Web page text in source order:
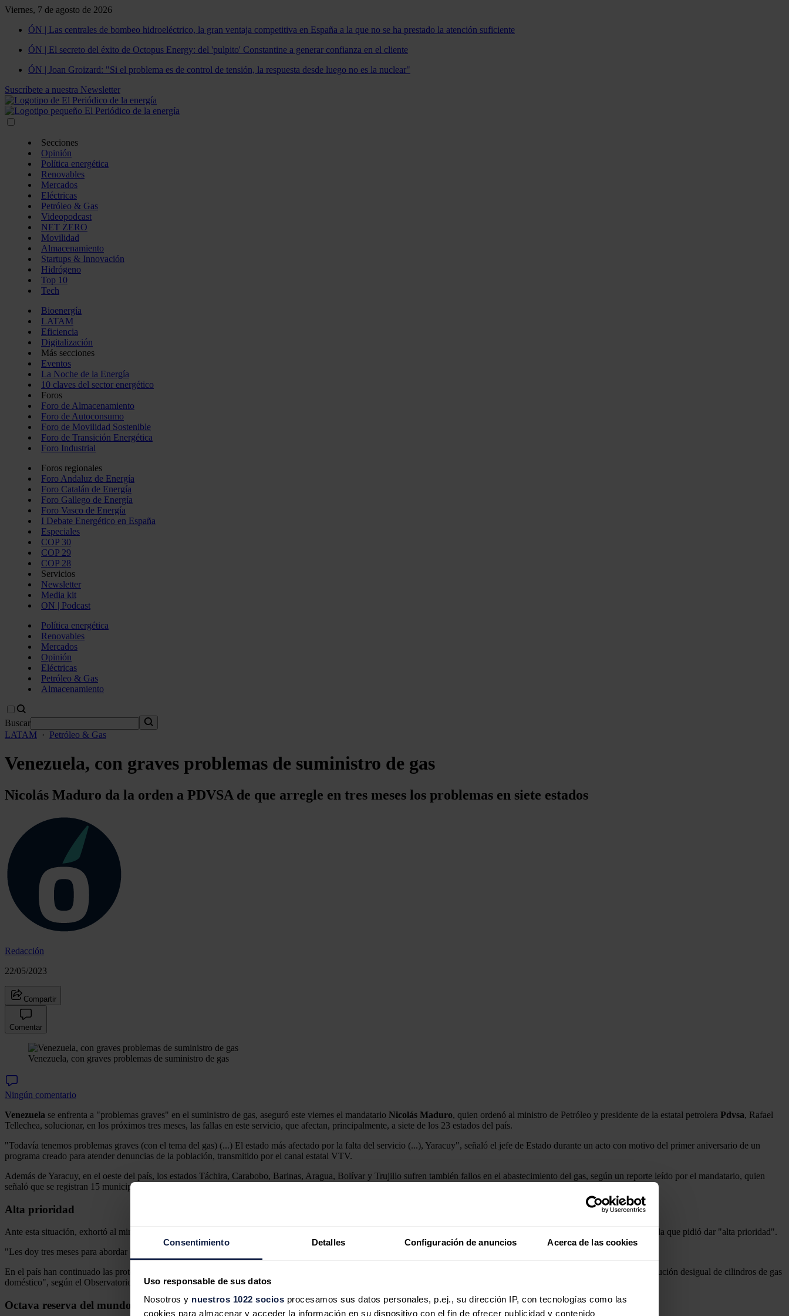
Consentimiento Detalles Configuración de anuncios Acerca de las cookies
Uso responsable de sus datos
Nosotros y nuestros 1022 socios procesamos sus datos personales, p.ej., su dirección IP, con tecnologías como las
cookies para almacenar y acceder la información en su dispositivo con el fin de ofrecer publicidad y contenido
Viernes, 7 de agosto de 2026
ÓN | Las centrales de bombeo hidroeléctrico, la gran ventaja competitiva en España a la que no se ha prestado la atención suficiente
ÓN | El secreto del éxito de Octopus Energy: del 'pulpito' Constantine a generar confianza en el cliente
ÓN | Joan Groizard: "Si el problema es de control de tensión, la respuesta desde luego no es la nuclear"
Suscríbete a nuestra Newsletter
Secciones
Opinión
Política energética
Renovables
Mercados
Eléctricas
Petróleo & Gas
Videopodcast
NET ZERO
Movilidad
Almacenamiento
Startups & Innovación
Hidrógeno
Top 10
Tech
Bioenergía
LATAM
Eficiencia
Digitalización
Más secciones
Eventos
La Noche de la Energía
10 claves del sector energético
Foros
Foro de Almacenamiento
Foro de Autoconsumo
Foro de Movilidad Sostenible
Foro de Transición Energética
Foro Industrial
Foros regionales
Foro Andaluz de Energía
Foro Catalán de Energía
Foro Gallego de Energía
Foro Vasco de Energía
I Debate Energético en España
Especiales
COP 30
COP 29
COP 28
Servicios
Newsletter
Media kit
ON | Podcast
Política energética
Renovables
Mercados
Opinión
Eléctricas
Petróleo & Gas
Almacenamiento
Buscar
LATAM · Petróleo & Gas
Venezuela, con graves problemas de suministro de gas
Nicolás Maduro da la orden a PDVSA de que arregle en tres meses los problemas en siete estados
Redacción
22/05/2023
Compartir
Comentar
Venezuela, con graves problemas de suministro de gas
Ningún comentario
Venezuela se enfrenta a "problemas graves" en el suministro de gas, aseguró este viernes el mandatario Nicolás Maduro, quien ordenó al ministro de Petróleo y presidente de la estatal petrolera Pdvsa, Rafael
Tellechea, solucionar, en los próximos tres meses, las fallas en este servicio, que afectan, principalmente, a siete de los 23 estados del país.
"Todavía tenemos problemas graves (con el tema del gas) (...) El estado más afectado por la falta del servicio (...), Yaracuy", señaló el jefe de Estado durante un acto con motivo del primer aniversario de un
programa creado para atender denuncias de la población, transmitido por el canal estatal VTV.
Además de Yaracuy, en el oeste del país, los estados Táchira, Carabobo, Barinas, Aragua, Bolívar y Trujillo sufren también fallos en el abastecimiento del gas, según un reporte leído por el mandatario, quien
señaló que se registran 15 municipios "altamente afectados".
Alta prioridad
Ante esta situación, exhortó al ministro de Petróleo a buscar, junto con los equipos de las áreas de producción y distribución de gas, una solución a esta problemática, una tarea a la que pidió dar "alta prioridad".
"Les doy tres meses para abordar esta situación crítica de estos estados y dar una respuesta positiva al pueblo de Venezuela. Tres meses tienen, 90 días", afirmó Maduro.
En el país han continuado las protestas por fallas en los servicios públicos, algunas de ellas relacionadas con los "tiempos de espera para la entrega de las bombonas" y la "distribución desigual de cilindros de gas
doméstico", según el Observatorio de Conflictividad Social (OVCS), que documentó 26 manifestaciones en los cuatro primeros meses del año por estos problemas.
Octava reserva del mundo